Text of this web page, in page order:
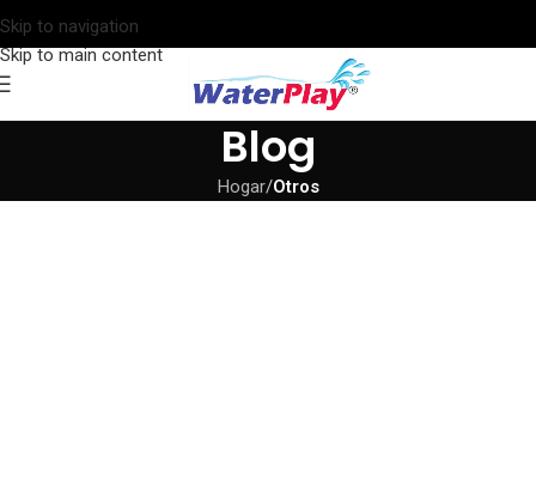
Skip to navigation
Skip to main content
Blog
Hogar/Otros